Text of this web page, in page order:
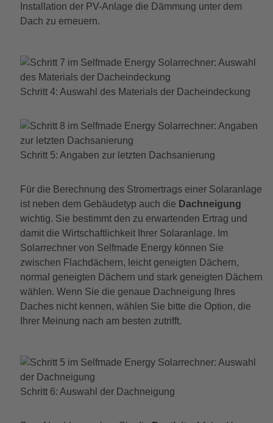
Installation der PV-Anlage die Dämmung unter dem
Dach zu erneuern.
Schritt 4: Auswahl des Materials der Dacheindeckung
Schritt 5: Angaben zur letzten Dachsanierung
Für die Berechnung des Stromertrags einer Solaranlage
ist neben dem Gebäudetyp auch die Dachneigung
wichtig. Sie bestimmt den zu erwartenden Ertrag und
damit die Wirtschaftlichkeit Ihrer Solaranlage. Im
Solarrechner von Selfmade Energy können Sie
zwischen Flachdächern, leicht geneigten Dächern,
normal geneigten Dächern und stark geneigten Dächern
wählen. Wenn Sie die genaue Dachneigung Ihres
Daches nicht kennen, wählen Sie bitte die Option, die
Ihrer Meinung nach am besten zutrifft.
Schritt 6: Auswahl der Dachneigung